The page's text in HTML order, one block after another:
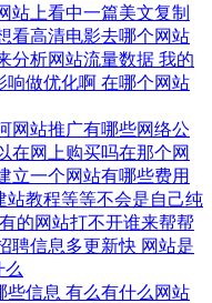
站上看中一篇美文复制
看高清电影去哪个网站
分析网站流量数据 我的
响做优化啊 在哪个网站
网站推广有哪些网络公
在网上购买吗在那个网
立一个网站有哪些费用
站教程等等不会是自己纯
的网站打不开谁来帮帮
聘信息多更新快 网站是
么
些信息 有么有什么网站